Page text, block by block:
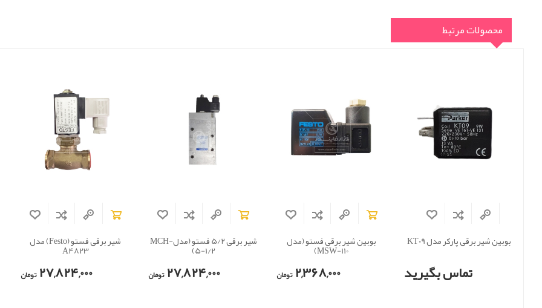
محصولات مرتبط
بوبین شیر برقی پارکر مدل KT09
تماس بگیرید
بوبین شیر برقی فستو (مدل
MSW-110)
2,368,000 تومان
شیر برقی 5/2 فستو (مدلMCH-
5-1/2)
27,824,000 تومان
شیر برقی فستو (Festo) مدل
A4823
27,824,000 تومان